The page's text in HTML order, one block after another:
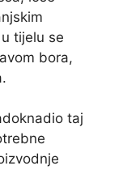
tijelu se
bora,
taj